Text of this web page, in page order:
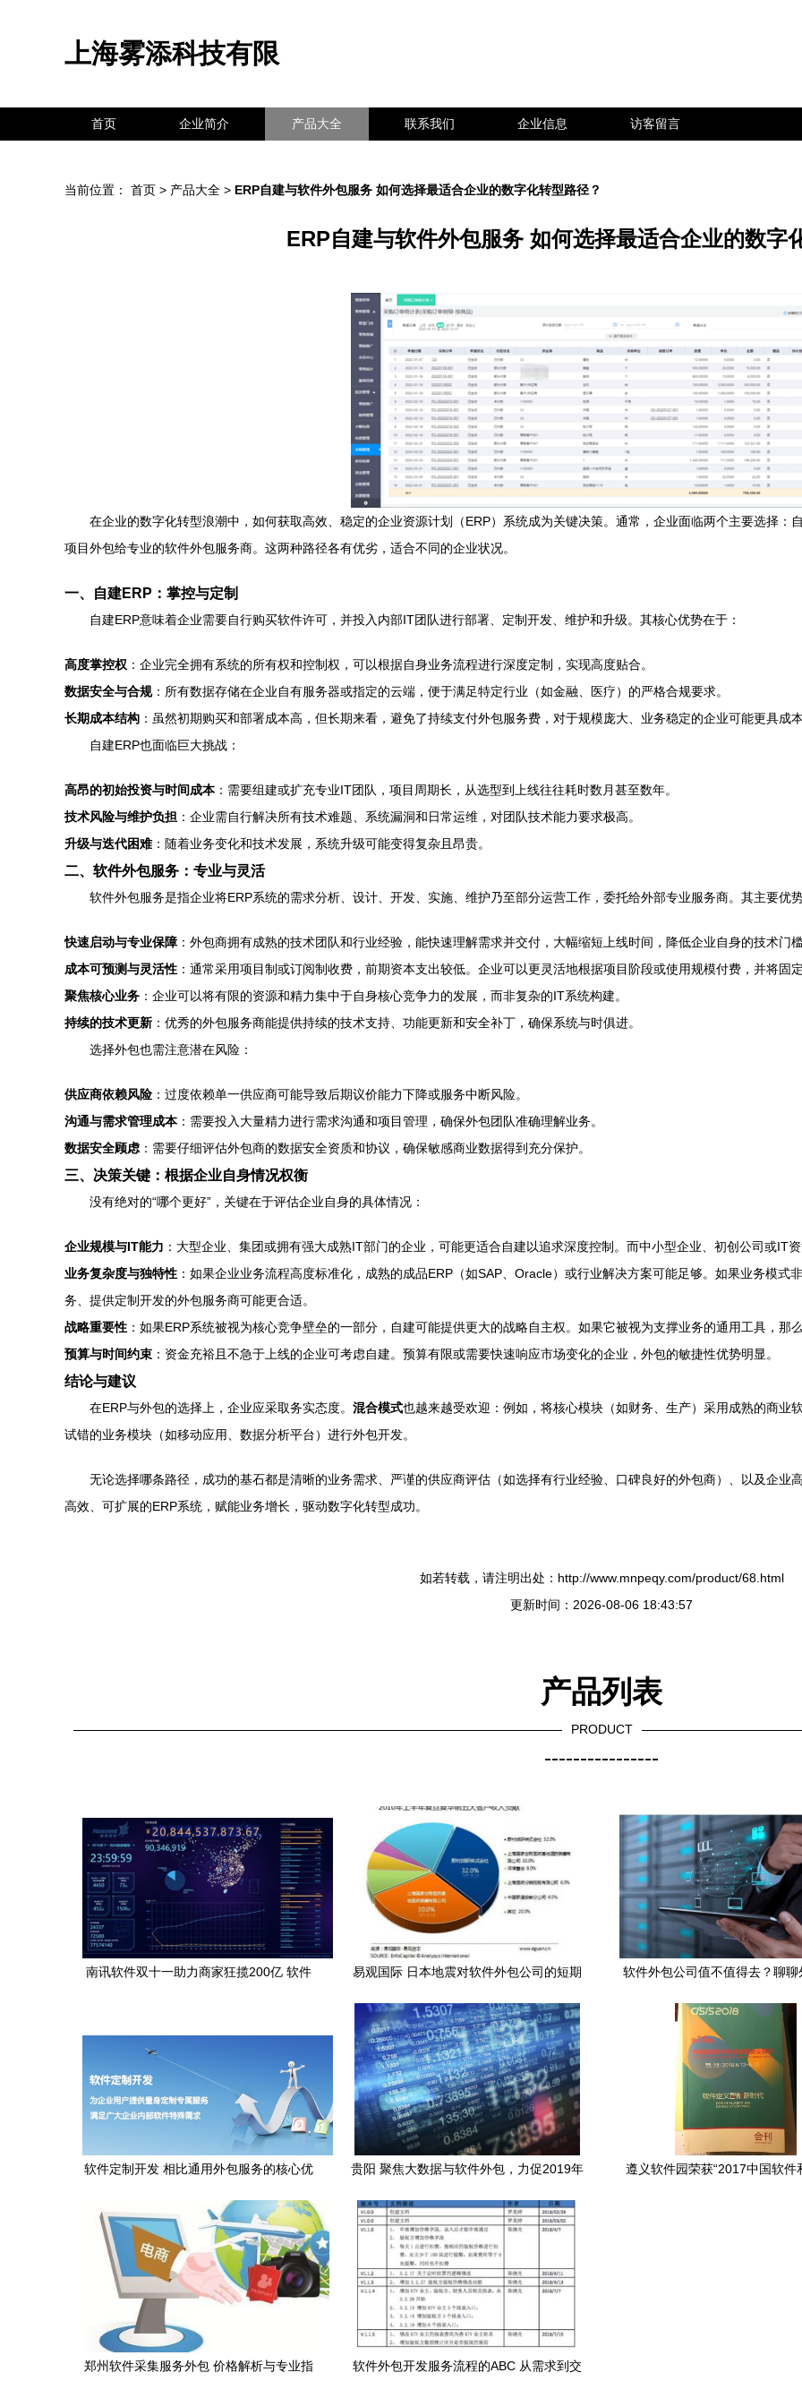
上海雾添科技有限
首页 企业简介 产品大全 联系我们 企业信息 访客留言
当前位置： 首页 > 产品大全 > ERP自建与软件外包服务 如何选择最适合企业的数字化转型路径？
ERP自建与软件外包服务 如何选择最适合企业的数字
在企业的数字化转型浪潮中，如何获取高效、稳定的企业资源计划（ERP）系统成为关键决策。通常，企业面临两个主要选择：
项目外包给专业的软件外包服务商。这两种路径各有优劣，适合不同的企业状况。
一、自建ERP：掌控与定制
自建ERP意味着企业需要自行购买软件许可，并投入内部IT团队进行部署、定制开发、维护和升级。其核心优势在于：
高度掌控权 ：企业完全拥有系统的所有权和控制权，可以根据自身业务流程进行深度定制，实现高度贴合。
数据安全与合规：所有数据存储在企业自有服务器或指定的云端，便于满足特定行业（如金融、医疗）的严格合规要求。
长期成本结构 ：虽然初期购买和部署成本高，但长期来看，避免了持续支付外包服务费，对于规模庞大、业务稳定的企业可能更具成本
自建ERP也面临巨大挑战：
高昂的初始投资与时间成本：需要组建或扩充专业IT团队，项目周期长，从选型到上线往往耗时数月甚至数年。
技术风险与维护负担 ：企业需自行解决所有技术难题、系统漏洞和日常运维，对团队技术能力要求极高。
升级与迭代困难：随着业务变化和技术发展，系统升级可能变得复杂且昂贵。
二、软件外包服务：专业与灵活
软件外包服务是指企业将ERP系统的需求分析、设计、开发、实施、维护乃至部分运营工作，委托给外部专业服务商。其主要优势
快速启动与专业保障 ：外包商拥有成熟的技术团队和行业经验，能快速理解需求并交付，大幅缩短上线时间，降低企业自身的技术门槛
成本可预测与灵活性 ：通常采用项目制或订阅制收费，前期资本支出较低。企业可以更灵活地根据项目阶段或使用规模付费，并将固
聚焦核心业务 ：企业可以将有限的资源和精力集中于自身核心竞争力的发展，而非复杂的IT系统构建。
持续的技术更新 ：优秀的外包服务商能提供持续的技术支持、功能更新和安全补丁，确保系统与时俱进。
选择外包也需注意潜在风险：
供应商依赖风险 ：过度依赖单一供应商可能导致后期议价能力下降或服务中断风险。
沟通与需求管理成本：需要投入大量精力进行需求沟通和项目管理，确保外包团队准确理解业务。
数据安全顾虑 ：需要仔细评估外包商的数据安全资质和协议，确保敏感商业数据得到充分保护。
三、决策关键：根据企业自身情况权衡
没有绝对的“哪个更好”，关键在于评估企业自身的具体情况：
企业规模与IT能力 ：大型企业、集团或拥有强大成熟IT部门的企业，可能更适合自建以追求深度控制。而中小型企业、初创公司或IT
业务复杂度与独特性 ：如果企业业务流程高度标准化，成熟的成品ERP（如SAP、Oracle）或行业解决方案可能足够。如果业务模
务、提供定制开发的外包服务商可能更合适。
战略重要性 ：如果ERP系统被视为核心竞争壁垒的一部分，自建可能提供更大的战略自主权。如果它被视为支撑业务的通用工具，那
预算与时间约束 ：资金充裕且不急于上线的企业可考虑自建。预算有限或需要快速响应市场变化的企业，外包的敏捷性优势明显。
结论与建议
在ERP与外包的选择上，企业应采取务实态度。 混合模式也越来越受欢迎：例如，将核心模块（如财务、生产）采用成熟的商业
试错的业务模块（如移动应用、数据分析平台）进行外包开发。
无论选择哪条路径，成功的基石都是清晰的业务需求、严谨的供应商评估（如选择有行业经验、口碑良好的外包商）、以及企业
高效、可扩展的ERP系统，赋能业务增长，驱动数字化转型成功。
如若转载，请注明出处：http://www.mnpeqy.com/product/68.html
更新时间：2026-08-06 18:43:57
产品列表
PRODUCT
----------------
南讯软件双十一助力商家狂揽200亿 软件
易观国际 日本地震对软件外包公司的短期
软件外包公司值不值得去？聊聊
软件定制开发 相比通用外包服务的核心优
贵阳 聚焦大数据与软件外包，力促2019年
遵义软件园荣获“2017中国软件
郑州软件采集服务外包 价格解析与专业指
软件外包开发服务流程的ABC 从需求到交